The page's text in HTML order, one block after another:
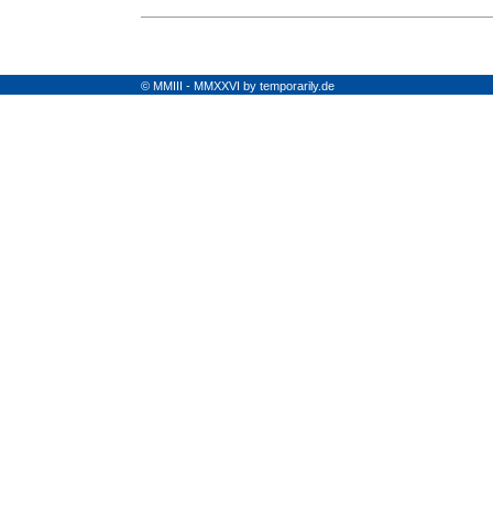
© MMIII - MMXXVI by temporarily.de